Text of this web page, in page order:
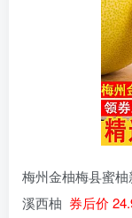
梅州金柚梅县蜜
溪西柚 券后价